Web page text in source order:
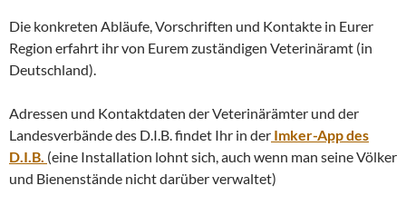
Die konkreten Abläufe, Vorschriften und Kontakte in Eurer
Region erfahrt ihr von Eurem zuständigen Veterinäramt (in
Deutschland).
Adressen und Kontaktdaten der Veterinärämter und der
Landesverbände des D.I.B. findet Ihr in der Imker-App des
D.I.B. (eine Installation lohnt sich, auch wenn man seine Völker
und Bienenstände nicht darüber verwaltet)